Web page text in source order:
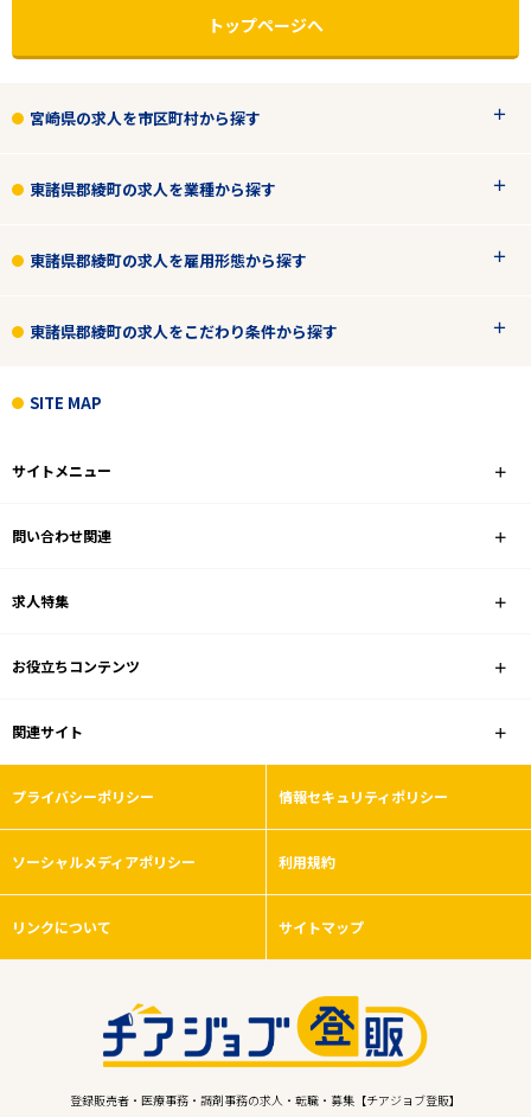
エリアで探す
宮崎
東諸県郡綾町
業種
から検索する
トップページへ
宮崎県の求人を市区町村から探す
東諸県郡綾町の求人を業種から探す
東諸県郡綾町の求人を雇用形態から探す
東諸県郡綾町の求人をこだわり条件から探す
SITE MAP
サイトメニュー
問い合わせ関連
求人特集
お役立ちコンテンツ
関連サイト
プライバシーポリシー 情報セキュリティポリシー
ソーシャルメディアポリシー 利用規約
リンクについて サイトマップ
登録販売者・医療事務・調剤事務の求人・転職・募集【チアジョブ登販】